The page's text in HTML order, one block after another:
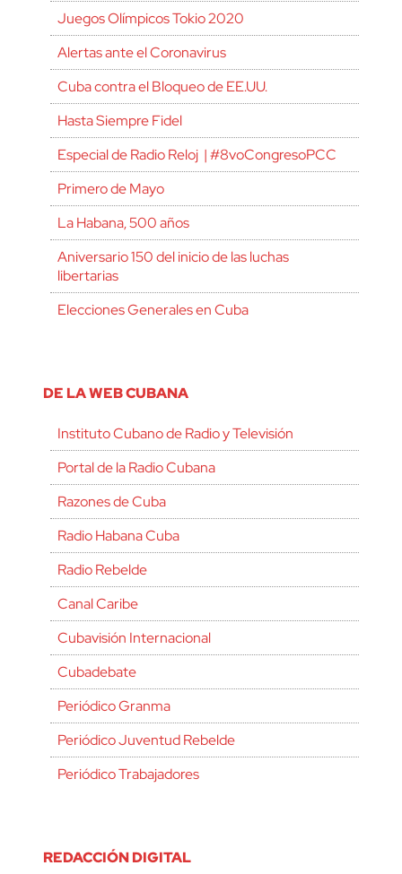
Juegos Olímpicos Tokio 2020
Alertas ante el Coronavirus
Cuba contra el Bloqueo de EE.UU.
Hasta Siempre Fidel
Especial de Radio Reloj | #8voCongresoPCC
Primero de Mayo
La Habana, 500 años
Aniversario 150 del inicio de las luchas
libertarias
Elecciones Generales en Cuba
DE LA WEB CUBANA
Instituto Cubano de Radio y Televisión
Portal de la Radio Cubana
Razones de Cuba
Radio Habana Cuba
Radio Rebelde
Canal Caribe
Cubavisión Internacional
Cubadebate
Periódico Granma
Periódico Juventud Rebelde
Periódico Trabajadores
REDACCIÓN DIGITAL